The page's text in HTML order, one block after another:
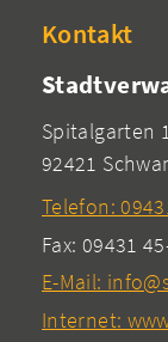
Kontakt
Spitalgarten
92421
Telefon:
Fax: 09431
E-Mail:
Internet: